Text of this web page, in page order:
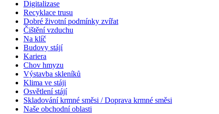
Digitalizase
Recyklace trusu
Dobré životní podmínky zvířat
Čištění vzduchu
Na klíč
Budovy stájí
Kariera
Chov hmyzu
Výstavba skleníků
Klima ve stáji
Osvětlení stájí
Skladování krmné směsi / Doprava krmné směsi
Naše obchodní oblasti